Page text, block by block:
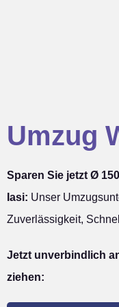
Umzug
Sparen Sie jetzt Ø
Iasi: Unser
Zuverlässigkeit,
Jetzt unverbindlich
ziehen: